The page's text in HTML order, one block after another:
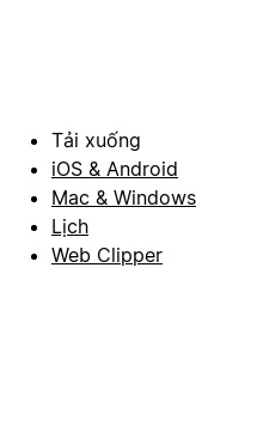
Tải xuống
iOS & Android
Mac & Windows
Lịch
Web Clipper